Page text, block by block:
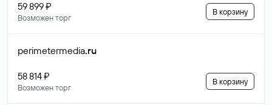
59 899 ₽
Возможен торг
В корзину
perimetermedia.ru
58 814 ₽
Возможен торг
В корзину